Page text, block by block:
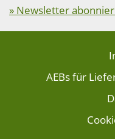
» Newsletter
AEBs für